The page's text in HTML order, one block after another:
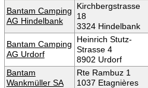
Bantam Camping
AG Hindelbank
Kirchbergstrasse
18
3324 Hindelbank
Bantam Camping
AG Urdorf
Heinrich Stutz-
Strasse 4
8902 Urdorf
Bantam
Wankmüller SA
Rte Rambuz 1
1037 Etagnières